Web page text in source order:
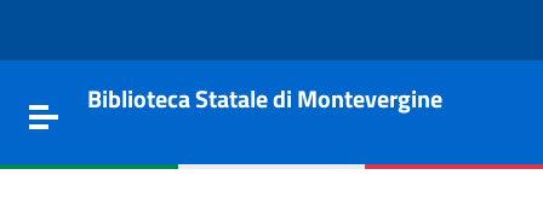
Toggle navigation
Biblioteca Statale di Montevergine